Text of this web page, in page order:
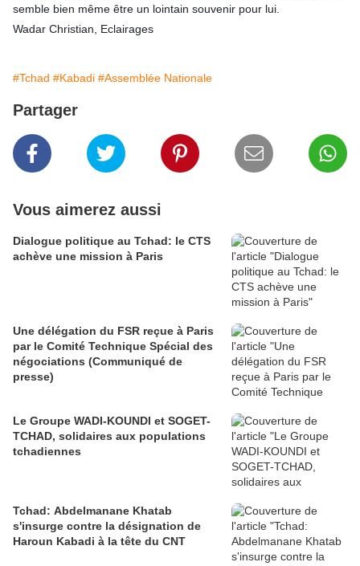
semble bien même être un lointain souvenir pour lui.
Wadar Christian, Eclairages
#Tchad #Kabadi #Assemblée Nationale
Partager
Vous aimerez aussi
Dialogue politique au Tchad: le CTS
achève une mission à Paris
Une délégation du FSR reçue à Paris
par le Comité Technique Spécial des
négociations (Communiqué de
presse)
Le Groupe WADI-KOUNDI et SOGET-
TCHAD, solidaires aux populations
tchadiennes
Tchad: Abdelmanane Khatab
s'insurge contre la désignation de
Haroun Kabadi à la tête du CNT